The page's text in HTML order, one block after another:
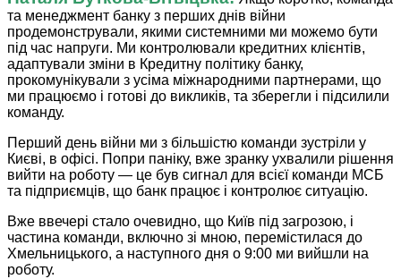
та менеджмент банку з перших днів війни
продемонстрували, якими системними ми можемо бути
під час напруги. Ми контролювали кредитних клієнтів,
адаптували зміни в Кредитну політику банку,
прокомунікували з усіма міжнародними партнерами, що
ми працюємо і готові до викликів, та зберегли і підсилили
команду.
Перший день війни ми з більшістю команди зустріли у
Києві, в офісі. Попри паніку, вже зранку ухвалили рішення
вийти на роботу — це був сигнал для всієї команди МСБ
та підприємців, що банк працює і контролює ситуацію.
Вже ввечері стало очевидно, що Київ під загрозою, і
частина команди, включно зі мною, перемістилася до
Хмельницького, а наступного дня о 9:00 ми вийшли на
роботу.